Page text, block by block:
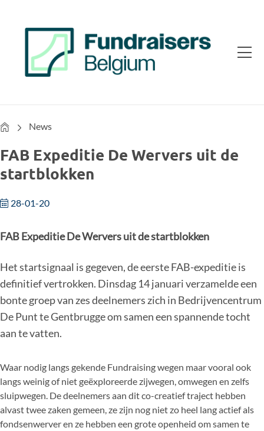
HomeNews
FAB Expeditie De Wervers uit de
startblokken
28-01-20
FAB Expeditie De Wervers uit de startblokken
Het startsignaal is gegeven, de eerste FAB-expeditie is
definitief vertrokken. Dinsdag 14 januari verzamelde een
bonte groep van zes deelnemers zich in Bedrijvencentrum
De Punt te Gentbrugge om samen een spannende tocht
aan te vatten.
Waar nodig langs gekende Fundraising wegen maar vooral ook
langs weinig of niet geëxploreerde zijwegen, omwegen en zelfs
sluipwegen. De deelnemers aan dit co-creatief traject hebben
alvast twee zaken gemeen, ze zijn nog niet zo heel lang actief als
fondsenwerver en ze hebben een grote openheid om samen te